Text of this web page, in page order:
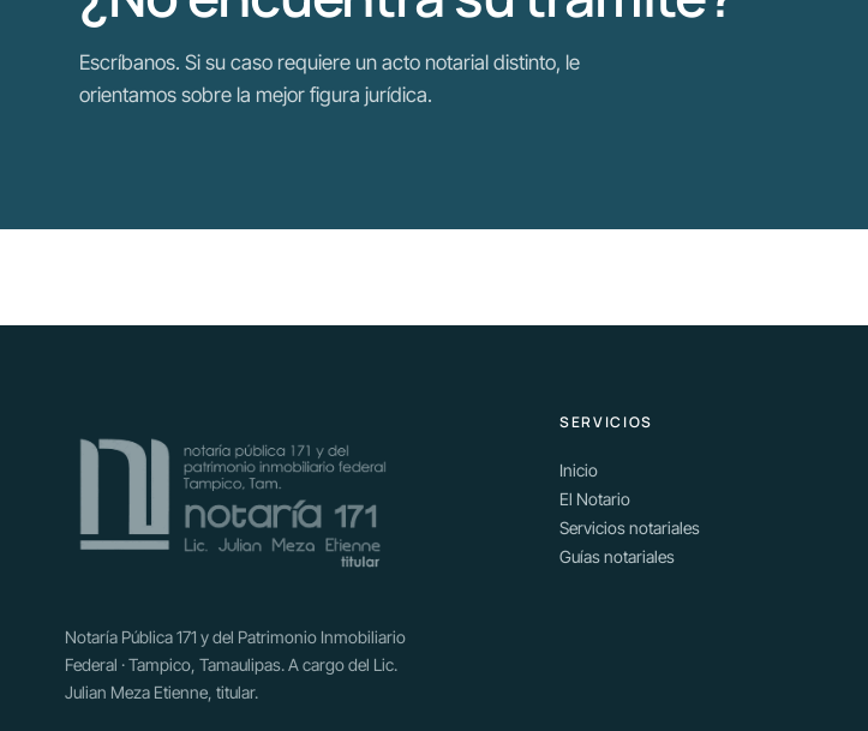
Escríbanos. Si su caso requiere un acto notarial distinto, le
orientamos sobre la mejor figura jurídica.
Notaría Pública 171 y del Patrimonio Inmobiliario
Federal · Tampico, Tamaulipas. A cargo del Lic.
Julian Meza Etienne, titular.
SERVICIOS
Inicio
El Notario
Servicios notariales
Guías notariales